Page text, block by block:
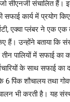
सीएनजी संचालित हैं।
की सफाई कार्य में प्रयोग
एक्वा प्लंबर ने एक
हैं। उन्होंने बताया कि
पालियों में सफाई का
के साथ सफाई
पिंक शौचालय तथा
भी करती है। यह